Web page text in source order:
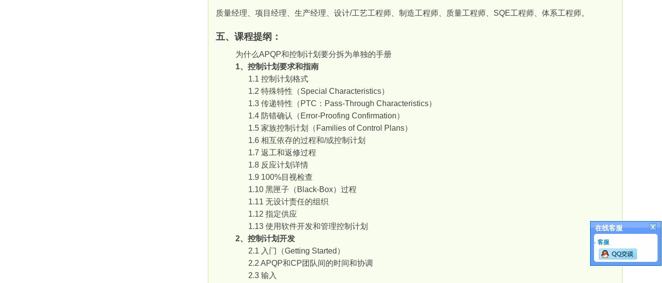
质量经理、项目经理、生产经理、设计/工艺工程师、制造工程师、质量工程师、 SQE工程师、体系工程师。
五、课程提纲：
为什么APQP和控制计划要分拆为单独的手册
1、控制计划要求和指南
1.1 控制计划格式
1.2 特殊特性（Special Characteristics）
1.3 传递特性（ PTC ： Pass-Through Characteristics）
1.4 防错确认（ Error-Proofing Confirmation）
1.5 家族控制计划（ Families of Control Plans）
1.6 相互依存的过程和/或控制计划
1.7 返工和返修过程
1.8 反应计划详情
1.9 100%目视检查
1.10 黑匣子（ Black-Box）过程
1.11 无设计责任的组织
1.12 指定供应
1.13 使用软件开发和管理控制计划
2、控制计划开发
2.1 入门（Getting Started ）
2.2 APQP和CP团队间的时间和协调
2.3 输入
在线客服
- 客服